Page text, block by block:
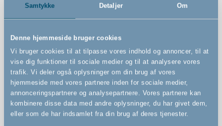
Samtykke Detaljer Om
Denne hjemmeside bruger cookies
Vi bruger cookies til at tilpasse vores indhold og annoncer, til at
vise dig funktioner til sociale medier og til at analysere vores
trafik. Vi deler også oplysninger om din brug af vores
hjemmeside med vores partnere inden for sociale medier,
annonceringspartnere og analysepartnere. Vores partnere kan
kombinere disse data med andre oplysninger, du har givet dem,
eller som de har indsamlet fra din brug af deres tjenester.
Smal tremmeafstand - blot 3,5 cm
Solide og stærke tremmer
Let og elegant udseende